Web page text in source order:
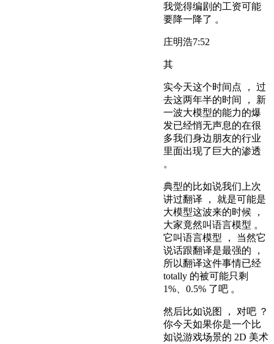
我觉得编剧的工资可能
要降一降了 。
庄明浩7:52
其
实今天这个时间点 ， 过
去这两年半的时间 ， 新
一波大模型的能力的爆
发已经悄无声息的在很
多我们身边朋友的行业
里面出现了巨大的渗透
。
典型的比如说我们上次
讲过翻译 ， 就是可能是
大模型这波来的时候 ，
大家竟然叫语言模型 。
它叫语言模型 ， 当然它
说话跟翻译是最强的 ，
所以翻译这件事情已经
totally 的被可能只剩
1%、0.5% 了吧 。
然后比如说图 ， 对吧 ？
你今天如果你是一个比
如说游戏场景的 2D 美术